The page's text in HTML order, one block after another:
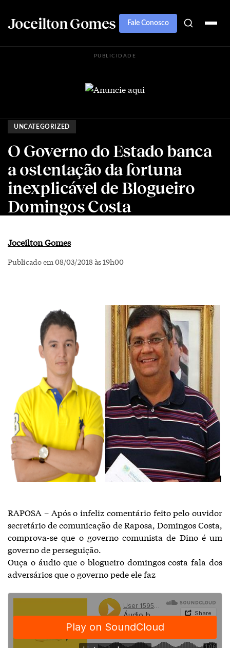
Joceilton Gomes Fale Conosco
PUBLICIDADE
UNCATEGORIZED
O Governo do Estado banca
a ostentação da fortuna
inexplicável de Blogueiro
Domingos Costa
Joceilton Gomes
Publicado em 08/03/2018 às 19h00
RAPOSA – Após o infeliz comentário feito pelo ouvidor
secretário de comunicação de Raposa, Domingos Costa,
comprova-se que o governo comunista de Dino é um
governo de perseguição.
Ouça o áudio que o blogueiro domingos costa fala dos
adversários que o governo pede ele faz